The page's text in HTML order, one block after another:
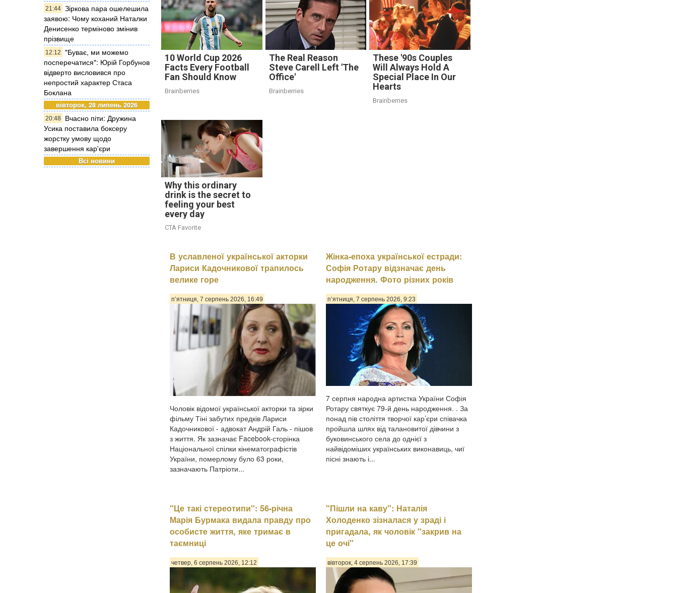
21:44 Зіркова пара ошелешила
заявою: Чому коханий Наталки
Денисенко терміново змінив
прізвище
12:12
"Буває, ми можемо
посперечатися": Юрій Горбунов
відверто висловився про
непростий характер Стаса
Боклана
вівторок, 28 липень 2026
20:48
Вчасно піти: Дружина
Усика поставила боксеру
жорстку умову щодо
завершення кар'єри
Всі новини
10 World Cup 2026
Facts Every Football
Fan Should Know
Brainberries
The Real Reason
Steve Carell Left 'The
Office'
Brainberries
These '90s Couples
Will Always Hold A
Special Place In Our
Hearts
Brainberries
Why this ordinary
drink is the secret to
feeling your best
every day
CTA Favorite
В уславленої української акторки
Лариси Кадочникової трапилось
велике горе
п’ятниця, 7 серпень 2026, 16:49
Чоловік відомої української акторки та зірки
фільму Тіні забутих предків Лариси
Кадочникової - адвокат Андрій Галь - пішов
з життя. Як зазначає Facebook-сторінка
Національної спілки кінематографістів
України, померлому було 63 роки,
зазначають Патріоти...
Жінка-епоха української естради:
Софія Ротару відзначає день
народження. Фото різних років
п’ятниця, 7 серпень 2026, 9:23
7 серпня народна артистка України Софія
Ротару святкує 79-й день народження. . За
понад пів століття творчої кар’єри співачка
пройшла шлях від талановитої дівчини з
буковинського села до однієї з
найвідоміших українських виконавиць, чиї
пісні знають і...
"Це такі стереотипи": 56-річна
Марія Бурмака видала правду про
особисте життя, яке тримає в
таємниці
четвер, 6 серпень 2026, 12:12
"Пішли на каву": Наталія
Холоденко зізналася у зраді і
пригадала, як чоловік "закрив на
це очі"
вівторок, 4 серпень 2026, 17:39